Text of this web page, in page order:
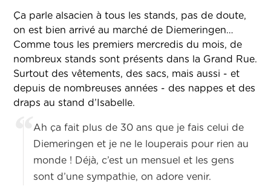
Ça parle alsacien à tous les stands, pas de doute,
on est bien arrivé au marché de Diemeringen…
Comme tous les premiers mercredis du mois, de
nombreux stands sont présents dans la Grand Rue.
Surtout des vêtements, des sacs, mais aussi - et
depuis de nombreuses années - des nappes et des
draps au stand d’Isabelle.
Ah ça fait plus de 30 ans que je fais celui de
Diemeringen et je ne le louperais pour rien au
monde ! Déjà, c’est un mensuel et les gens
sont d’une sympathie, on adore venir.